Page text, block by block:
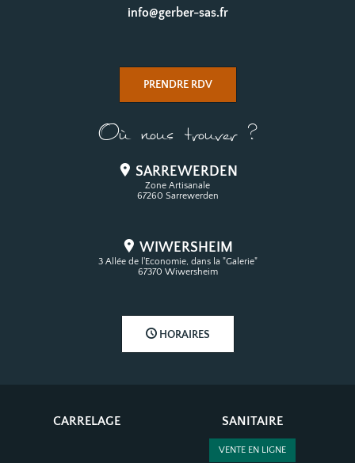
info@gerber-sas.fr
PRENDRE RDV
Où nous trouver ?
SARREWERDEN
Zone Artisanale
67260 Sarrewerden
WIWERSHEIM
3 Allée de l'Economie, dans la "Galerie"
67370 Wiwersheim
HORAIRES
CARRELAGE SANITAIRE
VENTE EN LIGNE